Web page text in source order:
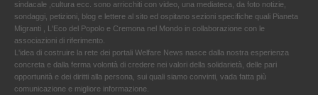
sindacale ,cultura ecc. sono arricchiti con video, una mediateca, da foto notizie,
sondaggi, petizioni, blog e lettere al sito ed ospitano sezioni specifiche quali Pianeta
Migranti , L'Eco del Popolo e Cremona nel Mondo in collaborazione con le
associazioni di riferimento.
L'idea di costruire la rete dei portali Welfare News nasce dalla nostra esperienza
concreta e dalla ferma volontà di credere nei valori della solidarietà, delle pari
opportunità e dei diritti alla persona, sui quali siamo convinti, vada fatta più
comunicazione e migliore informazione.